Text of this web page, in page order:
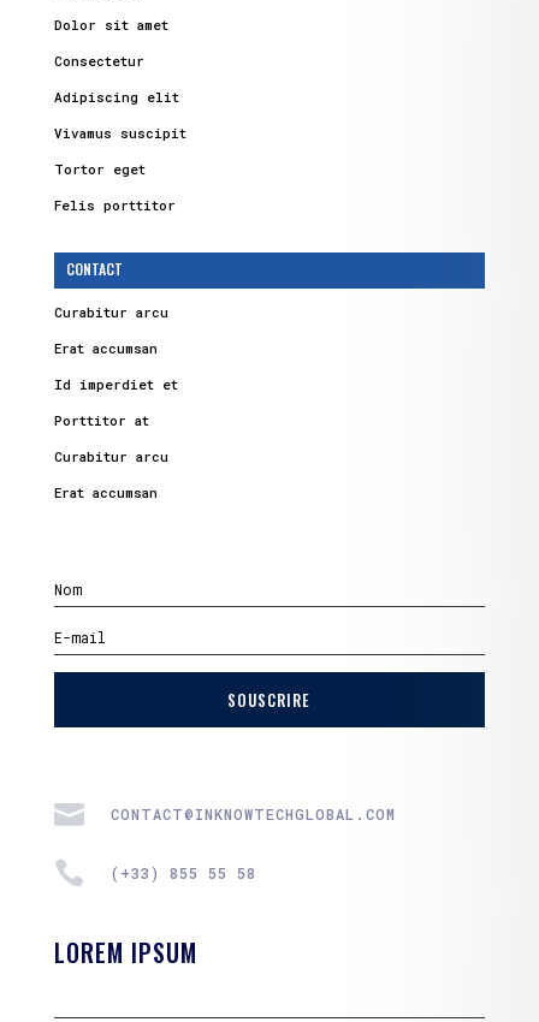
Dolor sit amet
Consectetur
Adipiscing elit
Vivamus suscipit
Tortor eget
Felis porttitor
CONTACT
Curabitur arcu
Erat accumsan
Id imperdiet et
Porttitor at
Curabitur arcu
Erat accumsan
SOUSCRIRE
 CONTACT@INKNOWTECHGLOBAL.COM
 (+33) 855 55 58
LOREM IPSUM